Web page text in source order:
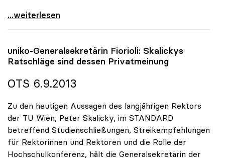
Schmidinger warnt vor Einschränkungen der
...weiterlesen
uniko-Generalsekretärin Fiorioli: Skalickys
Ratschläge sind dessen Privatmeinung
OTS 6.9.2013
Zu den heutigen Aussagen des langjährigen Rektors
der TU Wien, Peter Skalicky, im STANDARD
betreffend Studienschließungen, Streikempfehlungen
für Rektorinnen und Rektoren und die Rolle der
Hochschulkonferenz, hält die Generalsekretärin der